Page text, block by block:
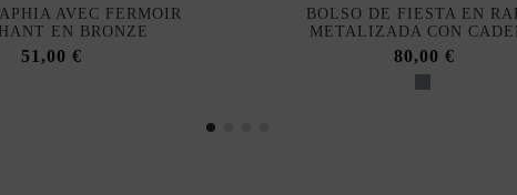
AVEC FERMOIR
EN BRONZE
51,00 €
BOLSO DE FIESTA EN
METALIZADA CON
80,00 €